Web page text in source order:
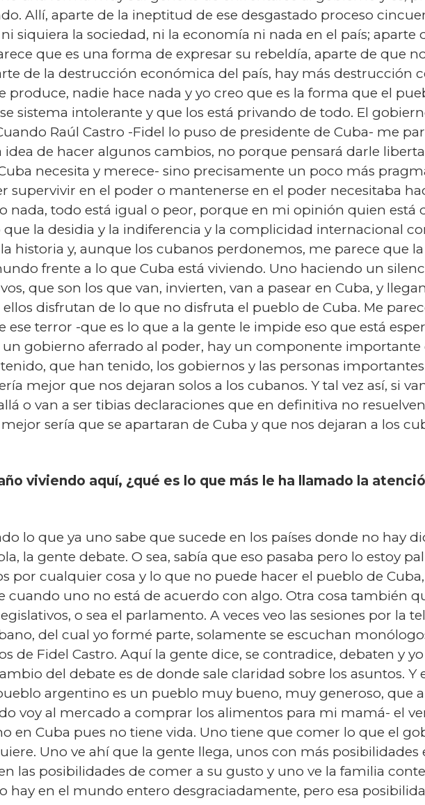
Allí, aparte de la ineptitud de ese desgastado proceso
siquiera la sociedad, ni la economía ni nada en el país; aparte
que es una forma de expresar su rebeldía, aparte de que
de la destrucción económica del país, hay más destrucción
nadie hace nada y yo creo que es la forma que el
sistema intolerante y que los está privando de todo. El
Raúl Castro -Fidel lo puso de presidente de Cuba- me
de hacer algunos cambios, no porque pensará darle
necesita y merece- sino precisamente un poco más
supervivir en el poder o mantenerse en el poder necesitaba
nada, todo está igual o peor, porque en mi opinión quien está
que la desidia y la indiferencia y la complicidad internacional
historia y, aunque los cubanos perdonemos, me parece que
frente a lo que Cuba está viviendo. Uno haciendo un
que son los que van, invierten, van a pasear en Cuba, y
disfrutan de lo que no disfruta el pueblo de Cuba. Me
ese terror -que es lo que a la gente le impide eso que está
un gobierno aferrado al poder, hay un componente importante
que han tenido, los gobiernos y las personas importantes
mejor que nos dejaran solos a los cubanos. Y tal vez así, si
o van a ser tibias declaraciones que en definitiva no
sería que se apartaran de Cuba y que nos dejaran a los
viviendo aquí, ¿qué es lo que más le ha llamado la
lo que ya uno sabe que sucede en los países donde no hay
la gente debate. O sea, sabía que eso pasaba pero lo estoy
por cualquier cosa y lo que no puede hacer el pueblo de
cuando uno no está de acuerdo con algo. Otra cosa también
o sea el parlamento. A veces veo las sesiones por la
del cual yo formé parte, solamente se escuchan
de Fidel Castro. Aquí la gente dice, se contradice, debaten y
del debate es de donde sale claridad sobre los asuntos. Y
argentino es un pueblo muy bueno, muy generoso, que
voy al mercado a comprar los alimentos para mi mamá- el
en Cuba pues no tiene vida. Uno tiene que comer lo que el
Uno ve ahí que la gente llega, unos con más posibilidades
las posibilidades de comer a su gusto y uno ve la familia
hay en el mundo entero desgraciadamente, pero esa